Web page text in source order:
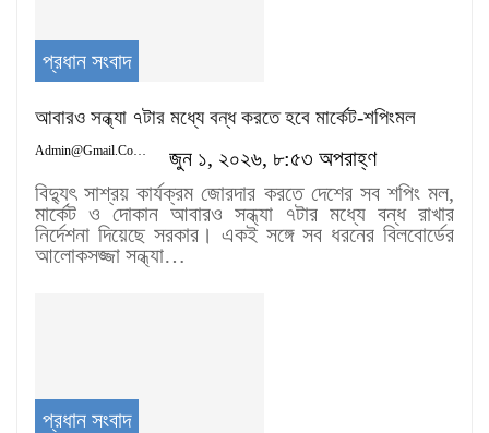
প্রধান সংবাদ
আবারও সন্ধ্যা ৭টার মধ্যে বন্ধ করতে হবে মার্কেট-শপিংমল
Admin@gmail.com
জুন ১, ২০২৬, ৮:৫৩ অপরাহ্ণ
বিদ্যুৎ সাশ্রয় কার্যক্রম জোরদার করতে দেশের সব শপিং মল,
মার্কেট ও দোকান আবারও সন্ধ্যা ৭টার মধ্যে বন্ধ রাখার
নির্দেশনা দিয়েছে সরকার। একই সঙ্গে সব ধরনের বিলবোর্ডের
আলোকসজ্জা সন্ধ্যা…
প্রধান সংবাদ